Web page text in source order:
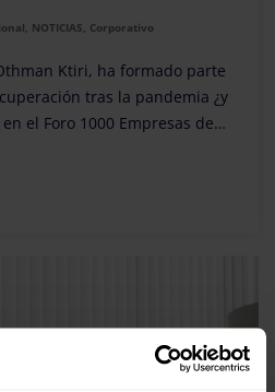
NOTICIAS, Corporativo
Ktiri, ha formado parte
tras la pandemia ¿y
el Foro 1000 Empresas de